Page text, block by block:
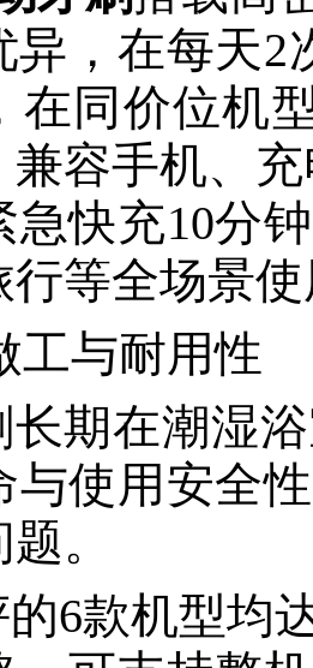
异，在每天2
在同价位机
容手机、
急快充10分
行等全场景
工与耐用性
长期在潮湿
与使用安全
。
6款机型均